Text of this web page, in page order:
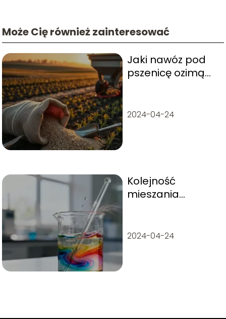
Może Cię również zainteresować
Jaki nawóz pod
pszenicę ozimą
2024-04-24
Kolejność
mieszania
praktyczny
2024-04-24